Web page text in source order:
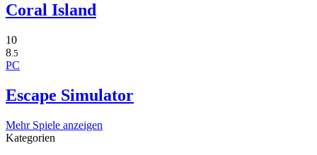
Coral Island
10
8.5
PC
Escape Simulator
Mehr Spiele anzeigen
Kategorien